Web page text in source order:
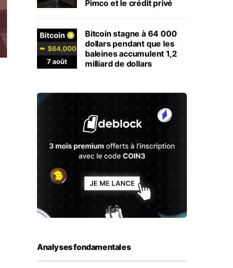
Pimco et le crédit privé
Bitcoin stagne à 64 000
dollars pendant que les
baleines accumulent 1,2
milliard de dollars
Analyses fondamentales